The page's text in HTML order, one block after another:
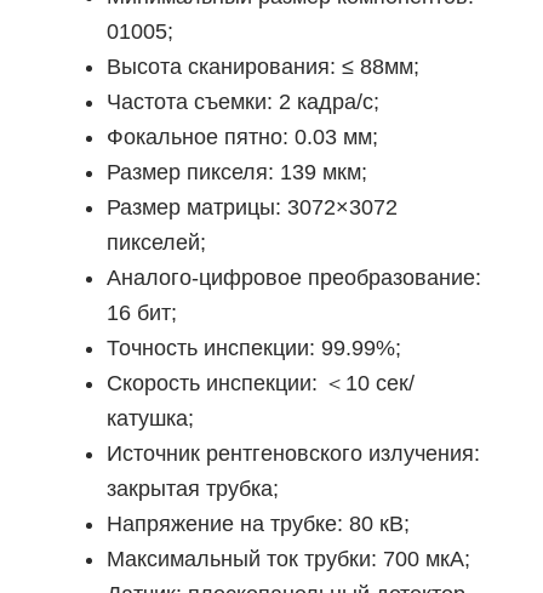
01005;
Высота сканирования: ≤ 88мм;
Частота съемки: 2 кадра/с;
Фокальное пятно: 0.03 мм;
Размер пикселя: 139 мкм;
Размер матрицы: 3072×3072
пикселей;
Аналого-цифровое преобразование:
16 бит;
Точность инспекции: 99.99%;
Скорость инспекции: ＜10 сек/
катушка;
Источник рентгеновского излучения:
закрытая трубка;
Напряжение на трубке: 80 кВ;
Максимальный ток трубки: 700 мкA;